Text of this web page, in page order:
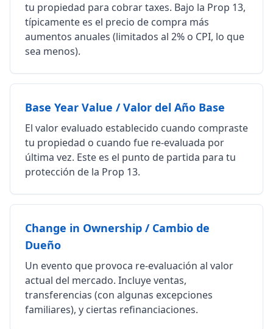
tu propiedad para cobrar taxes. Bajo la Prop 13,
típicamente es el precio de compra más
aumentos anuales (limitados al 2% o CPI, lo que
sea menos).
Base Year Value / Valor del Año Base
El valor evaluado establecido cuando compraste
tu propiedad o cuando fue re-evaluada por
última vez. Este es el punto de partida para tu
protección de la Prop 13.
Change in Ownership / Cambio de
Dueño
Un evento que provoca re-evaluación al valor
actual del mercado. Incluye ventas,
transferencias (con algunas excepciones
familiares), y ciertas refinanciaciones.